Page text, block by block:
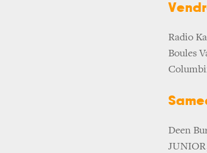
Radio
Boules
Deen